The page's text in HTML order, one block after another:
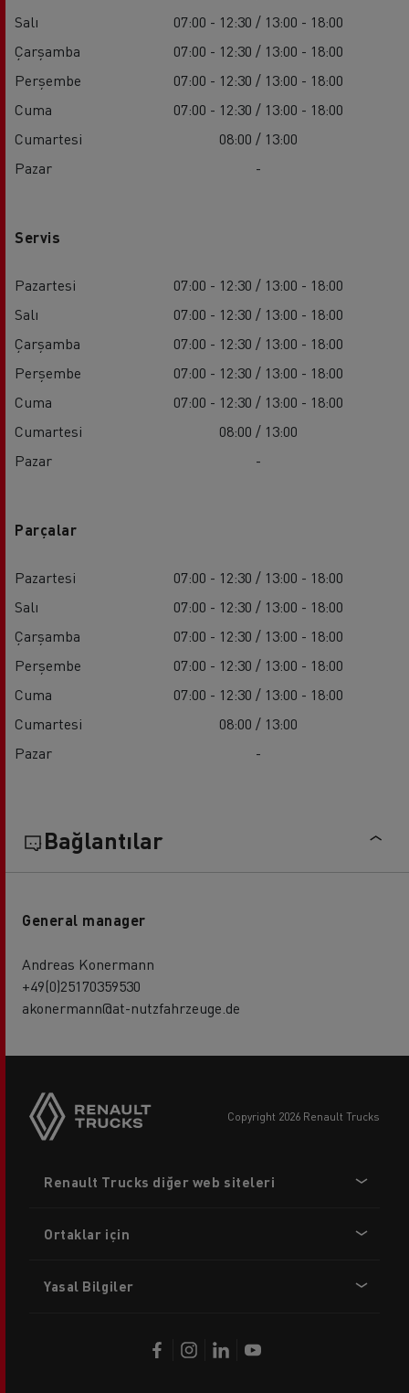
Salı
07:00 - 12:30 / 13:00 - 18:00
Çarşamba
07:00 - 12:30 / 13:00 - 18:00
Perşembe
07:00 - 12:30 / 13:00 - 18:00
Cuma
07:00 - 12:30 / 13:00 - 18:00
Cumartesi
08:00 / 13:00
Pazar
-
Servis
Pazartesi
07:00 - 12:30 / 13:00 - 18:00
Salı
07:00 - 12:30 / 13:00 - 18:00
Çarşamba
07:00 - 12:30 / 13:00 - 18:00
Perşembe
07:00 - 12:30 / 13:00 - 18:00
Cuma
07:00 - 12:30 / 13:00 - 18:00
Cumartesi
08:00 / 13:00
Pazar
-
Parçalar
Pazartesi
07:00 - 12:30 / 13:00 - 18:00
Salı
07:00 - 12:30 / 13:00 - 18:00
Çarşamba
07:00 - 12:30 / 13:00 - 18:00
Perşembe
07:00 - 12:30 / 13:00 - 18:00
Cuma
07:00 - 12:30 / 13:00 - 18:00
Cumartesi
08:00 / 13:00
Pazar
-
Bağlantılar
General manager
Andreas Konermann
+49(0)25170359530
akonermann@at-nutzfahrzeuge.de
copyright 2026 Renault Trucks
menu
Renault Trucks diğer web siteleri
Ortaklar için
Yasal Bilgiler